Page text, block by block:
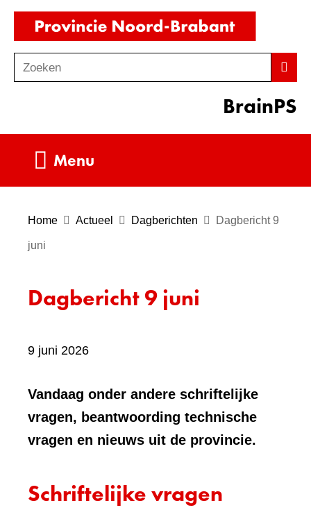
Ga
de
inhoud
o
Zoeken
BrainPS
Menu
Home Actueel Dagberichten Dagbericht 9
juni
Dagbericht 9 juni
9 juni 2026
Vandaag onder andere schriftelijke
vragen, beantwoording technische
vragen en nieuws uit de provincie.
Schriftelijke vragen